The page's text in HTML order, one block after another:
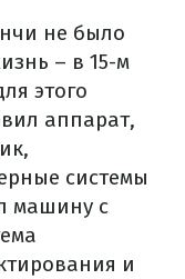
не было
– в 15-м
этого
аппарат,
системы
машину с
и